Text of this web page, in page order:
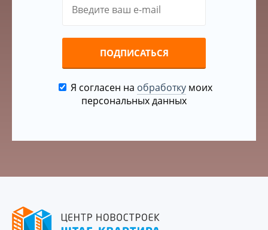
ПОДПИСАТЬСЯ
Я согласен на обработкумоих
персональных данных